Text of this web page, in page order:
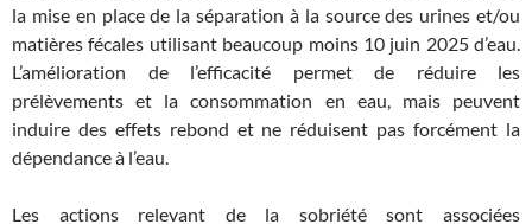
la mise en place de la séparation à la source des urines et/ou
matières fécales utilisant beaucoup moins 10 juin 2025 d’eau.
L’amélioration de l’efficacité permet de réduire les
prélèvements et la consommation en eau, mais peuvent
induire des effets rebond et ne réduisent pas forcément la
dépendance à l’eau.
Les actions relevant de la sobriété sont associées